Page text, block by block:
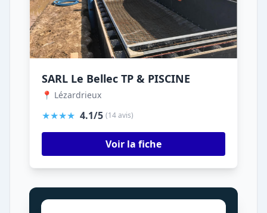
SARL Le Bellec TP & PISCINE
📍 Lézardrieux
★★★★ 4.1/5 (14 avis)
Voir la fiche